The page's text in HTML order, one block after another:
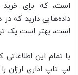
است، که برای خرید
داده‌هایی دارید که
است، بهتر است یک
با تمام این
لپ تاپ اداری ارزان